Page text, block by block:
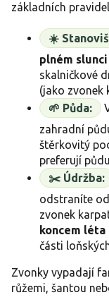
základních
☀️
plném
skalničkové
(jako zvonek
🌱 Půda:
zahradní
štěrkovitý
preferují
✂️ Údržba:
odstraníte
zvonek
koncem léta
části
Zvonky vypadají
růžemi, šantou